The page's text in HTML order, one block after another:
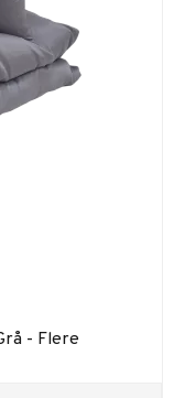
- Flere